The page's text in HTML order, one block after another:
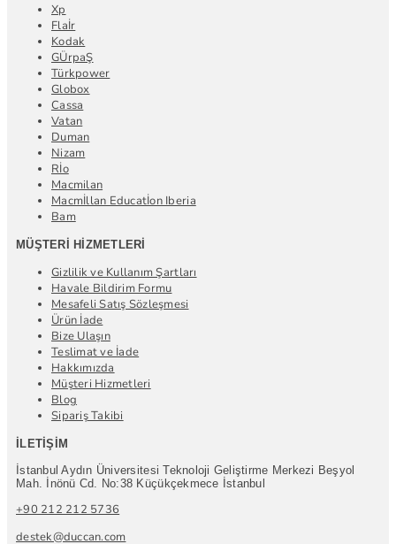
Xp
Flaİr
Kodak
GÜrpaŞ
Türkpower
Globox
Cassa
Vatan
Duman
Nizam
Rİo
Macmilan
Macmİllan Educatİon Iberia
Bam
MÜŞTERI HIZMETLERI
Gizlilik ve Kullanım Şartları
Havale Bildirim Formu
Mesafeli Satış Sözleşmesi
Ürün İade
Bize Ulaşın
Teslimat ve İade
Hakkımızda
Müşteri Hizmetleri
Blog
Sipariş Takibi
İLETIŞIM
İstanbul Aydın Üniversitesi Teknoloji Geliştirme Merkezi Beşyol
Mah. İnönü Cd. No:38 Küçükçekmece İstanbul
+90 212 212 5736
destek@duccan.com